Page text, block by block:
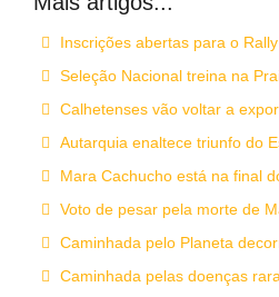
Inscrições abertas para o
Seleção Nacional treina na
Calhetenses vão voltar a
Autarquia enaltece triunfo do
Mara Cachucho está na final
Voto de pesar pela morte de
Caminhada pelo Planeta
Caminhada pelas doenças